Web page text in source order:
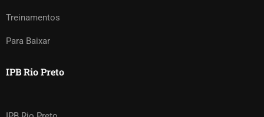
Treinamentos
Para Baixar
IPB Rio Preto